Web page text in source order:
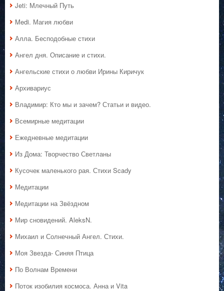
Jeti: Млечный Путь
Medi. Магия любви
Алла. Бесподобные стихи
Ангел дня. Описание и стихи.
Ангельские стихи о любви Ирины Киричук
Архивариус
Владимир: Кто мы и зачем? Статьи и видео.
Всемирные медитации
Ежедневные медитации
Из Дома: Творчество Светланы
Кусочек маленького рая. Стихи Scady
Медитации
Медитации на Звёздном
Мир сновидений. AleksN.
Михаил и Солнечный Ангел. Стихи.
Моя Звезда- Синяя Птица
По Волнам Времени
Поток изобилия космоса. Анна и Vita